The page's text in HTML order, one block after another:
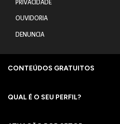
PRIVACIDADE
OUVIDORIA
DENUNCIA
CONTEÚDOS GRATUITOS
QUAL É O SEU PERFIL?